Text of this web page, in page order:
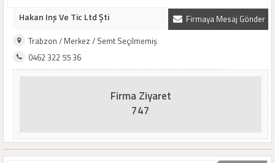
Firmaya Mesaj Gönder
Hakan Inş Ve Tic Ltd Şti
Trabzon / Merkez / Semt Seçilmemiş
0462 322 55 36
Firma Ziyaret
747